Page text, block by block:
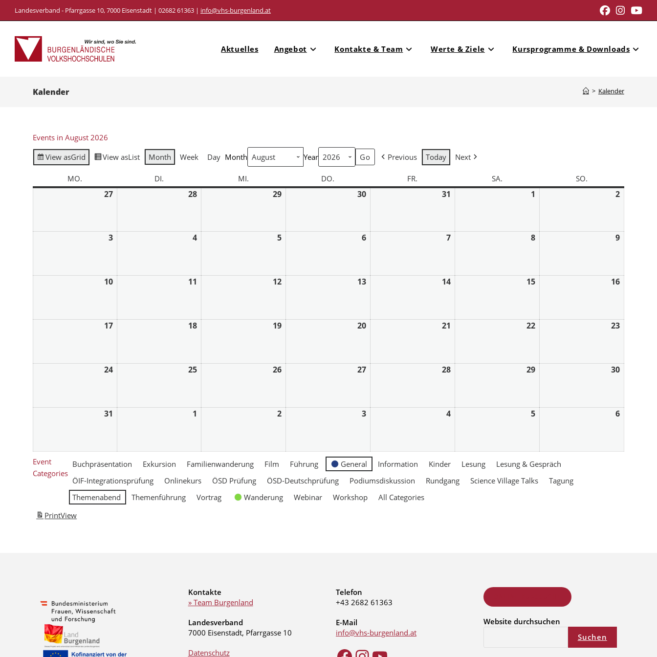
Landesverband - Pfarrgasse 10, 7000 Eisenstadt | 02682 61363 | info@vhs-burgenland.at
Aktuelles Angebot Kontakte & Team Werte & Ziele Kursprogramme & Downloads
Kalender > Kalender
Events in August 2026
View asGrid View asList Month Week Day Month Year Previous Today Next
MO. DI. MI. DO. FR. SA. SO.
27 28 29 30 31 1 2
3 4 5 6 7 8 9
10 11 12 13 14 15 16
17 18 19 20 21 22 23
24 25 26 27 28 29 30
31 1 2 3 4 5 6
Event
Categories
Buchpräsentation Exkursion Familienwanderung Film Führung General Information Kinder Lesung
Lesung & Gespräch
ÖIF-Integrationsprüfung
Onlinekurs ÖSD Prüfung ÖSD-Deutschprüfung Podiumsdiskussion Rundgang Science Village Talks
Tagung
Themenabend
Themenführung Vortrag Wanderung Webinar Workshop
All Categories
PrintView
Kontakte
» Team Burgenland
Landesverband
7000 Eisenstadt, Pfarrgasse 10
Datenschutz
Telefon
+43 2682 61363
E-Mail
info@vhs-burgenland.at
Website durchsuchen
Suchen